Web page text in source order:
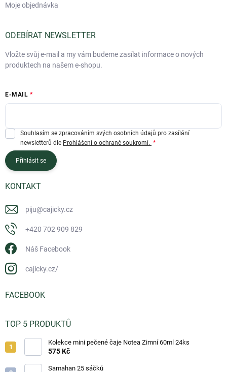
Moje objednávka
ODEBÍRAT NEWSLETTER
Vložte svůj e-mail a my vám budeme zasílat informace o nových
produktech na našem e-shopu.
E-MAIL
Souhlasím se zpracováním svých osobních údajů pro zasílání
newsletterů dle Prohlášení o ochraně soukromí.
Přihlásit se
KONTAKT
piju@cajicky.cz
+420 702 909 829
Náš Facebook
cajicky.cz/
FACEBOOK
TOP 5 PRODUKTŮ
Kolekce mini pečené čaje Notea Zimní 60ml 24ks
575 Kč
Samahan 25 sáčků